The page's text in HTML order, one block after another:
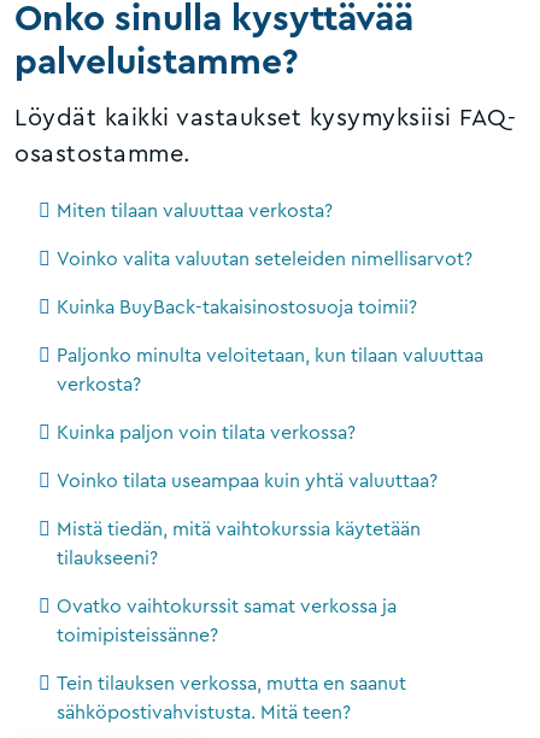
Onko sinulla kysyttävää
palveluistamme?
Löydät kaikki vastaukset kysymyksiisi FAQ-
osastostamme.
Miten tilaan valuuttaa verkosta?
Voinko valita valuutan seteleiden nimellisarvot?
Kuinka BuyBack-takaisinostosuoja toimii?
Paljonko minulta veloitetaan, kun tilaan valuuttaa
verkosta?
Kuinka paljon voin tilata verkossa?
Voinko tilata useampaa kuin yhtä valuuttaa?
Mistä tiedän, mitä vaihtokurssia käytetään
tilaukseeni?
Ovatko vaihtokurssit samat verkossa ja
toimipisteissänne?
Tein tilauksen verkossa, mutta en saanut
sähköpostivahvistusta. Mitä teen?